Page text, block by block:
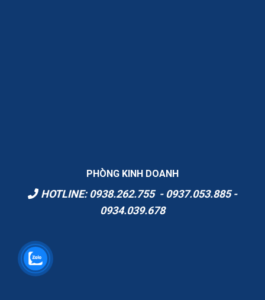
PHÒNG KINH DOANH
HOTLINE: 0938.262.755 - 0937.053.885 -
0934.039.678